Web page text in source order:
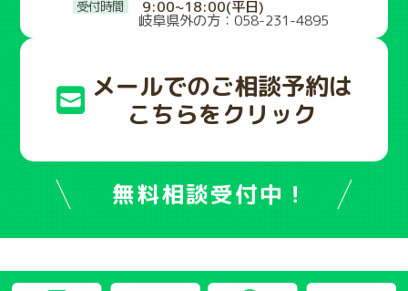
9:00~18:00(平日)
岐阜県外の方：058-231-4895
メールでのご相談予約は
こちらをクリック
無料相談受付中！